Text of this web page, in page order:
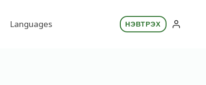
Languages НЭВТРЭХ